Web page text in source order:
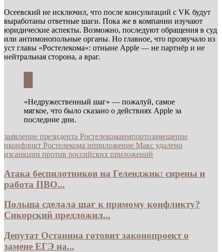
Осеевский не исключил, что после консультаций с VK будут
выработаны ответные шаги. Пока же в компании изучают
юридические аспекты. Возможно, последуют обращения в суд
или антимонопольные органы. Но главное, что прозвучало из
уст главы «Ростелекома»: отныне Apple — не партнёр и не
нейтральная сторона, а враг.
«Недружественный шаг» — пожалуй, самое
мягкое, что было сказано о действиях Apple за
последние дни.
заявление президента Ростелекомаимпортозамещение
иконфликт Ростелекома иприложение Макс удалено
изсанкции против российских приложений
Атака беспилотников на Геленджик: сирены и
работа ПВО...
Польша сделала шаг к прямому конфликту?
Сикорский предложил...
Депутат Останина готовит законопроект о
замене ЕГЭ на...